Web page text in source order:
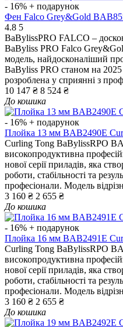
- 16% + подарунок
Фен Falco Grey&Gold
4.8 5
BaBylissPRO FALCO –
BaByliss PRO Falco
модель, найдосконаліший
BaByliss PRO станом на
розроблена у сприянні з
10 147 ₴ 8 524 ₴
До кошика
- 16% + подарунок
Плойка 13 мм BAB2490E
Curling Tong BaBylissRPO
високопродуктивна
нової серії приладів, яка
роботи, стабільності та
професіонали. Модель
3 160 ₴ 2 655 ₴
До кошика
- 16% + подарунок
Плойка 16 мм BAB2491E
Curling Tong BaBylissRPO
високопродуктивна
нової серії приладів, яка
роботи, стабільності та
професіонали. Модель
3 160 ₴ 2 655 ₴
До кошика